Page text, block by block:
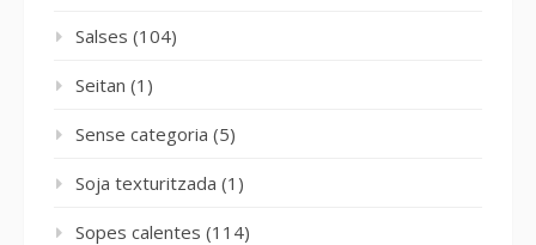
Salses (104)
Seitan (1)
Sense categoria (5)
Soja texturitzada (1)
Sopes calentes (114)